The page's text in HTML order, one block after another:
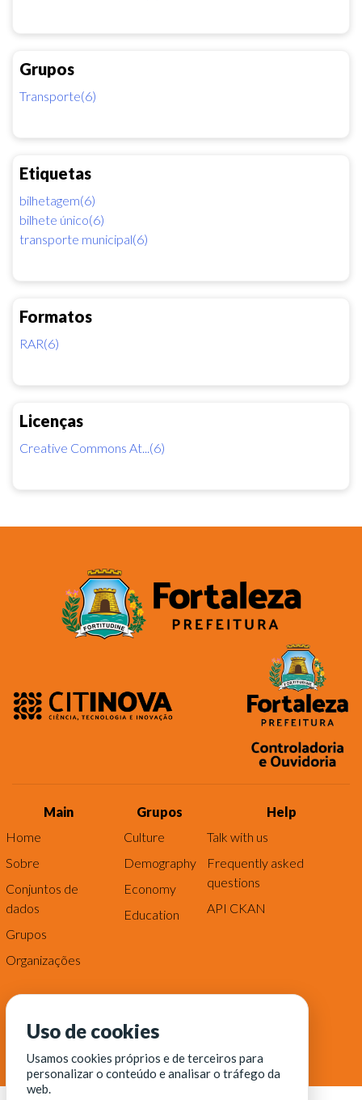
Grupos
Transporte(6)
Etiquetas
bilhetagem(6)
bilhete único(6)
transporte municipal(6)
Formatos
RAR(6)
Licenças
Creative Commons At...(6)
Main
Home
Sobre
Conjuntos de
dados
Grupos
Organizações
Grupos
Culture
Demography
Economy
Education
Help
Talk with us
Frequently asked
questions
API CKAN
Uso de cookies
Usamos cookies próprios e de terceiros para
personalizar o conteúdo e analisar o tráfego da
web.